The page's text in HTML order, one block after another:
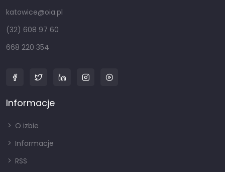
katowice@oia.pl
(32) 608 97 60
668 220 354
Informacje
O izbie
Informacje
RSS